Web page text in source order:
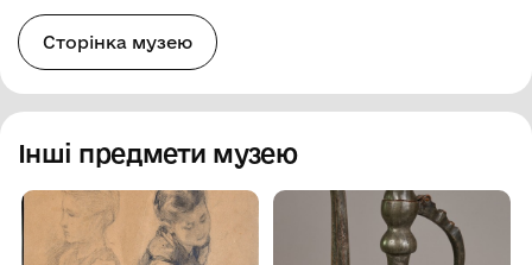
Сторінка музею
Інші предмети музею